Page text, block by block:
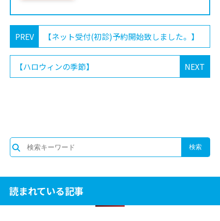
PREV 【ネット受付(初診)予約開始致しました。】
NEXT
【ハロウィンの季節】
読まれている記事